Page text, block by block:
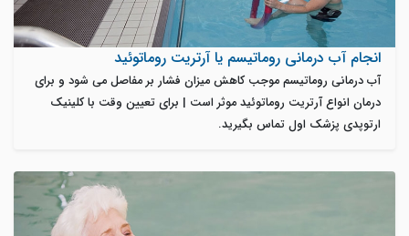
انجام آب درمانی روماتیسم یا آرتریت روماتوئید
آب درمانی روماتیسم موجب کاهش میزان فشار بر مفاصل می شود و برای
درمان انواع آرتریت روماتوئید موثر است | برای تعیین وقت با کلینیک
ارتوپدی پزشک اول تماس بگیرید.